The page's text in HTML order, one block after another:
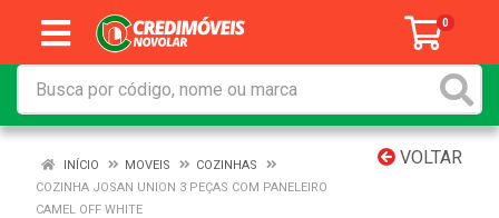
0
VOLTAR
INÍCIO MOVEIS
COZINHAS
COZINHA JOSAN UNION 3 PEÇAS COM PANELEIRO
CAMEL OFF WHITE